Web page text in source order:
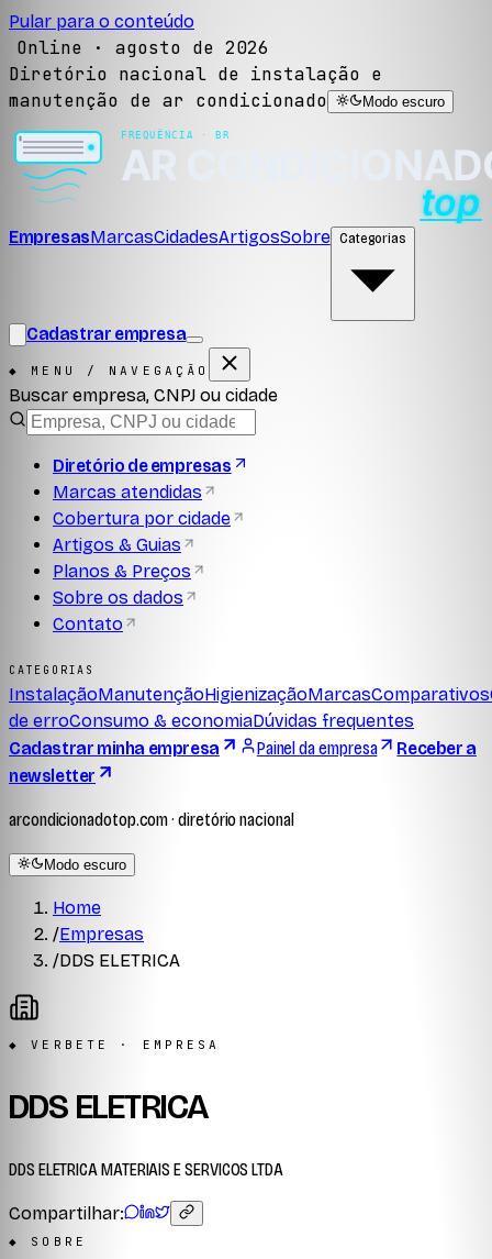
Pular para o conteúdo
Online · agosto de 2026
Diretório nacional de instalação e
manutenção de ar condicionado
Modo escuro
EmpresasMarcasCidadesArtigosSobre Categorias
Cadastrar empresa
◆ MENU / NAVEGAÇÃO
Buscar empresa, CNPJ ou cidade
Diretório de empresas
Marcas atendidas
Cobertura por cidade
Artigos & Guias
Planos & Preços
Sobre os dados
Contato
CATEGORIAS
InstalaçãoManutençãoHigienizaçãoMarcasComparativos
de erroConsumo & economiaDúvidas frequentes
Cadastrar minha empresa
Painel da empresa
Receber a
newsletter
arcondicionadotop.com · diretório nacional
Modo escuro
Home
/Empresas
/DDS ELETRICA
◆ VERBETE · EMPRESA
DDS ELETRICA
DDS ELETRICA MATERIAIS E SERVICOS LTDA
Compartilhar:
◆ SOBRE